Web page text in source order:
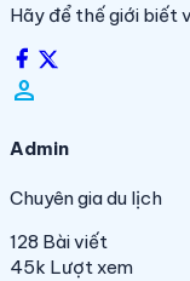
Hãy để thế giới biết
person_filled
Admin
Chuyên gia du lịch
128 Bài viết
45k Lượt xem